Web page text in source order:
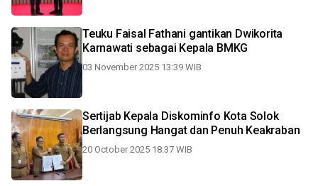
Teuku Faisal Fathani gantikan Dwikorita
Karnawati sebagai Kepala BMKG
03 November 2025 13:39 WIB
Sertijab Kepala Diskominfo Kota Solok
Berlangsung Hangat dan Penuh Keakraban
20 October 2025 18:37 WIB